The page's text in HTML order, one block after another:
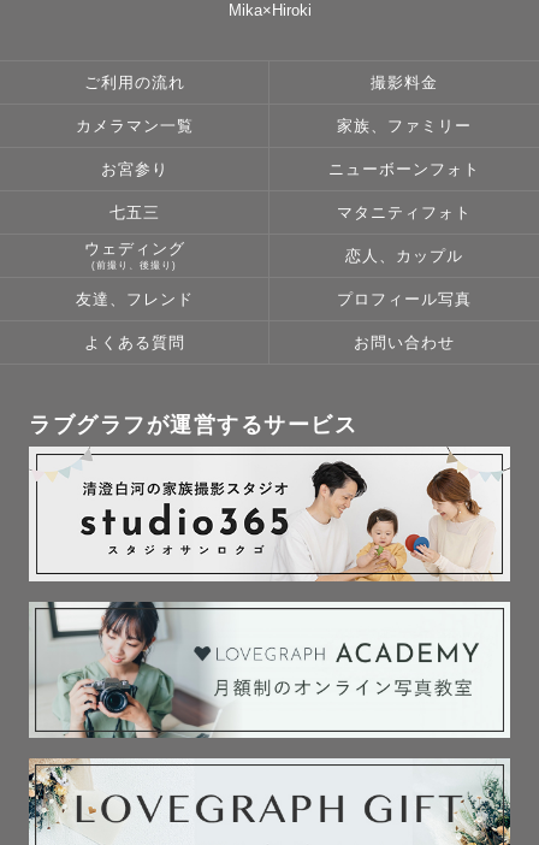
Mika×Hiroki
ご利用の流れ 撮影料金
カメラマン一覧 家族、ファミリー
お宮参り ニューボーンフォト
七五三 マタニティフォト
ウェディング
(前撮り、後撮り)
恋人、カップル
友達、フレンド プロフィール写真
よくある質問 お問い合わせ
ラブグラフが運営するサービス